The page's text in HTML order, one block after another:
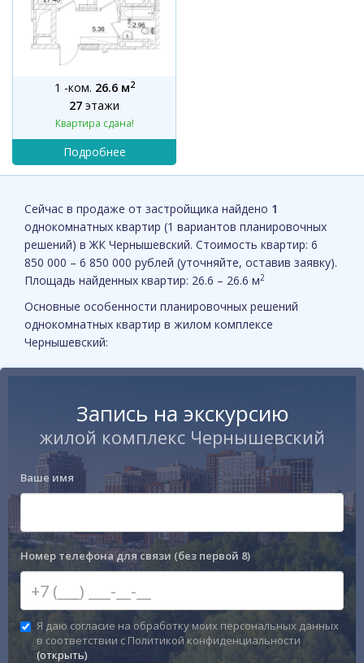
Сейчас в продаже от застройщика найдено 1
однокомнатных квартир (1 вариантов планировочных
решений) в ЖК Чернышевский. Стоимость квартир: 6
850 000 – 6 850 000 рублей (уточняйте, оставив заявку).
Площадь найденных квартир: 26.6 – 26.6 м2
Основные особенности планировочных решений
однокомнатных квартир в жилом комплексе
Чернышевский:
1 -ком. 26.6 м2
27 этажи
Квартира сдана!
Запись на экскурсию
жилой комплекс Чернышевский
Ваше имя
Номер телефона для связи (без первой 8)
Я даю согласие на обработку моих персональных данных
в соответствии с Политикой конфиденциальности
(открыть)